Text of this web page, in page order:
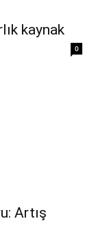
kaynak
0
Artış